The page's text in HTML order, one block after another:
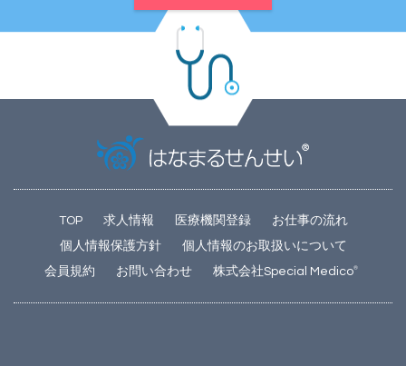
TOP 求人情報 医療機関登録
お仕事の流れ
個人情報保護方針
個人情報のお取扱いについて
会員規約
お問い合わせ 株式会社Special Medico®